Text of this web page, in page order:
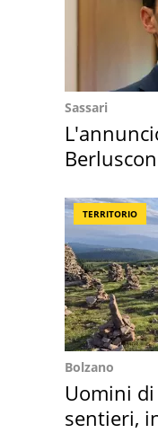
Sassari
TERRITORIO
Bolzano
Uomini
sentieri,